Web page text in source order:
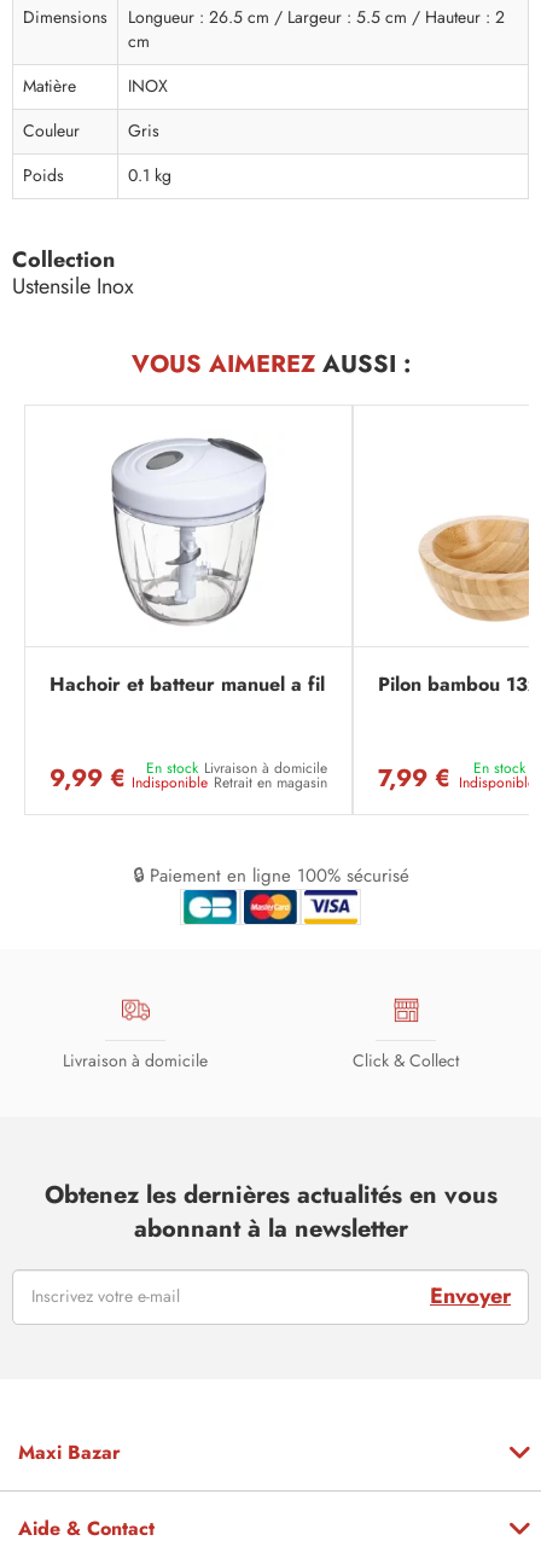
Dimensions
Longueur : 26.5 cm / Largeur : 5.5 cm / Hauteur : 2
cm
Matière
INOX
Couleur
Gris
Poids
0.1 kg
Collection
Ustensile Inox
VOUS AIMEREZAUSSI :
Hachoir et batteur manuel a fil
9,99 € En stock Livraison à domicile
Indisponible Retrait en magasin
Pilon bambou
7,99 € En stock
Indisponible
🔒 Paiement en ligne 100% sécurisé
Livraison à domicile Click & Collect
Obtenez les dernières actualités en vous
abonnant à la newsletter
Envoyer
Maxi Bazar
Aide & Contact